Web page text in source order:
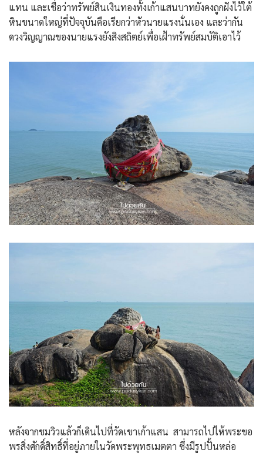
แทน และเชื่อว่าทรัพย์สินเงินทองทั้งเก้าแสนบาทยังคงถูกฝังไว้ใต้
หินขนาดใหญ่ที่ปัจจุบันคือเรียกว่าหัวนายแรงนั่นเอง และว่ากัน
ดวงวิญญาณของนายแรงยังสิงสถิตย์เพื่อเฝ้าทรัพย์สมบัติเอาไว้
หลังจากชมวิวแล้วก็เดินไปที่วัดเขาเก้าแสน สามารถไปไห้พระขอ
พรสิ่งศักดิ์สิทธิ์ที่อยู่ภายในวัดพระพุทธเมตตา ซึ่งมีรูปปั้นหล่อ